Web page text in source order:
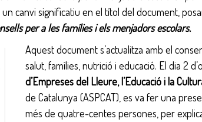
un canvi significatiu en el títol del document,
per a les famílies i els menjadors escolars.
Aquest document s’actualitza amb el
salut, famílies, nutrició i educació. El dia 2
d’Empreses del Lleure, l’Educació i la
de Catalunya (ASPCAT), es va fer una
més de quatre-centes persones, per